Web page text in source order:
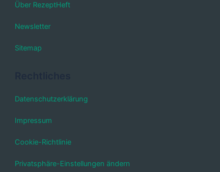
Über RezeptHeft
Newsletter
Sitemap
Datenschutzerklärung
Impressum
Cookie-Richtlinie
Privatsphäre-Einstellungen ändern